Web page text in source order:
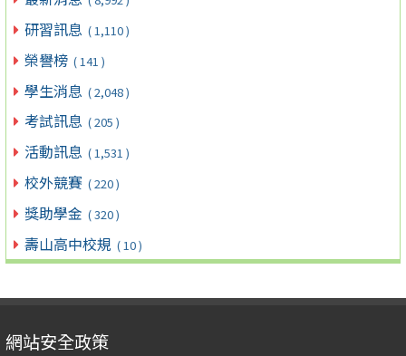
研習訊息 ( 1,110 )
榮譽榜 ( 141 )
學生消息 ( 2,048 )
考試訊息 ( 205 )
活動訊息 ( 1,531 )
校外競賽 ( 220 )
獎助學金 ( 320 )
壽山高中校規 ( 10 )
網站安全政策